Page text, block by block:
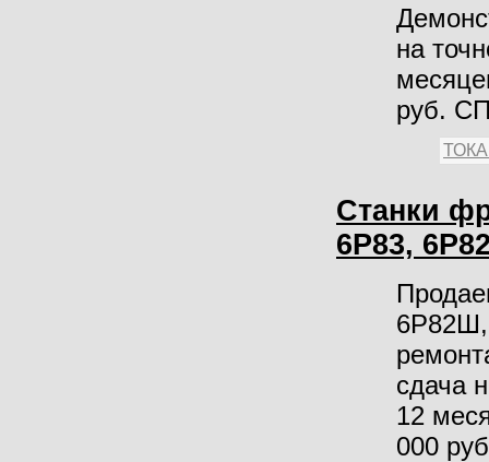
на
руб.
Станки
6Р83,
6Р82Ш,
сдача
12
000